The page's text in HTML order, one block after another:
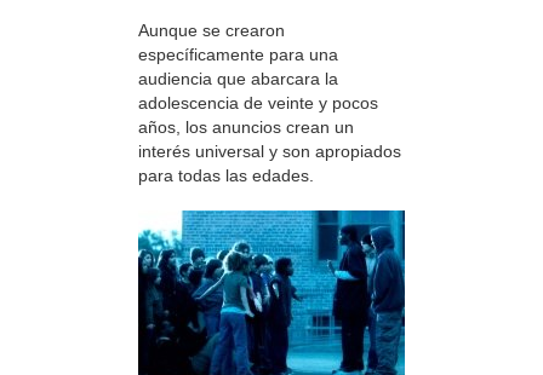
Aunque se crearon
específicamente para una
audiencia que abarcara la
adolescencia de veinte y pocos
años, los anuncios crean un
interés universal y son apropiados
para todas las edades.